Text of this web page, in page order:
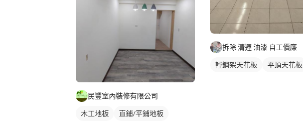
民豐室內裝修有限公司
木工地板 直鋪/平鋪地板
拆除 清運 油漆 自工價廉
輕鋼架天花板 平頂天花板